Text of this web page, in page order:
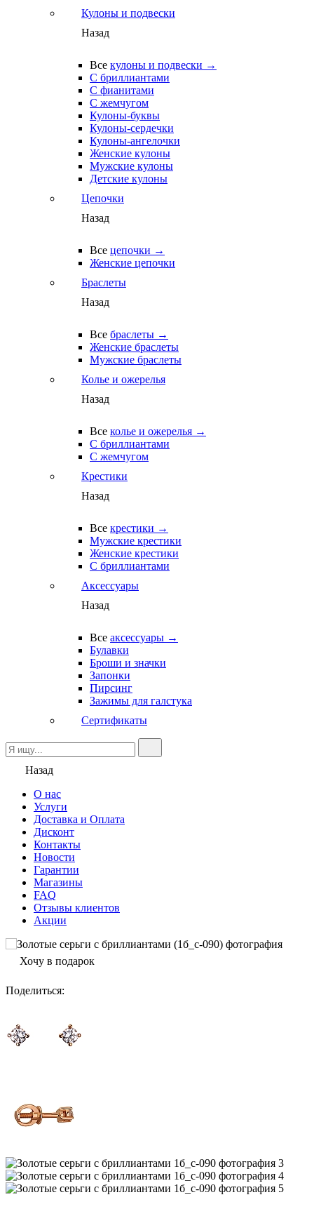
Кулоны и подвески
Назад
Все кулоны и подвески →
С бриллиантами
С фианитами
С жемчугом
Кулоны-буквы
Кулоны-сердечки
Кулоны-ангелочки
Женские кулоны
Мужские кулоны
Детские кулоны
Цепочки
Назад
Все цепочки →
Женские цепочки
Браслеты
Назад
Все браслеты →
Женские браслеты
Мужские браслеты
Колье и ожерелья
Назад
Все колье и ожерелья →
С бриллиантами
С жемчугом
Крестики
Назад
Все крестики →
Мужские крестики
Женские крестики
С бриллиантами
Аксессуары
Назад
Все аксессуары →
Булавки
Броши и значки
Запонки
Пирсинг
Зажимы для галстука
Сертификаты
Назад
О нас
Услуги
Доставка и Оплата
Дисконт
Контакты
Новости
Гарантии
Магазины
FAQ
Отзывы клиентов
Акции
Хочу в подарок
Поделиться: